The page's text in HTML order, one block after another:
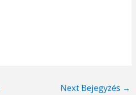
Next Bejegyzés →